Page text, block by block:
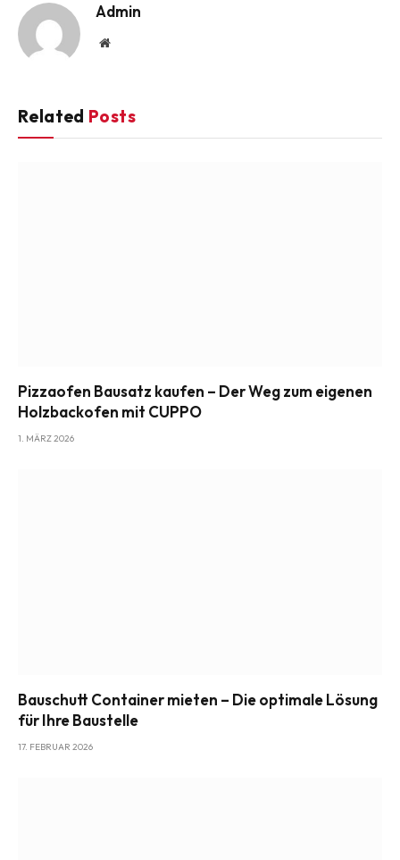
Admin
Website
Related Posts
Pizzaofen Bausatz kaufen – Der Weg zum eigenen
Holzbackofen mit CUPPO
1. MÄRZ 2026
Bauschutt Container mieten – Die optimale Lösung
für Ihre Baustelle
17. FEBRUAR 2026